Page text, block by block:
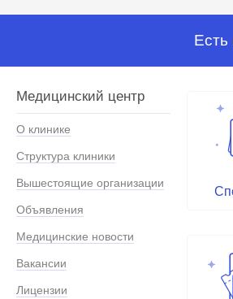
Медицинский центр
О клинике
Структура клиники
Вышестоящие организации
Объявления
Медицинские новости
Вакансии
Лицензии